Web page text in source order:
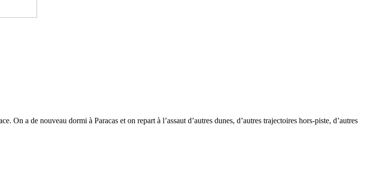
On a de nouveau dormi à Paracas et on repart à l’assaut d’autres dunes, d’autres trajectoires hors-piste, d’autres